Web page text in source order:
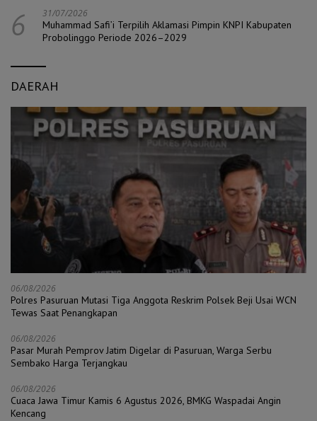
6 31/07/2026
Muhammad Safi’i Terpilih Aklamasi Pimpin KNPI Kabupaten
Probolinggo Periode 2026–2029
DAERAH
06/08/2026
Polres Pasuruan Mutasi Tiga Anggota Reskrim Polsek Beji Usai WCN
Tewas Saat Penangkapan
06/08/2026
Pasar Murah Pemprov Jatim Digelar di Pasuruan, Warga Serbu
Sembako Harga Terjangkau
06/08/2026
Cuaca Jawa Timur Kamis 6 Agustus 2026, BMKG Waspadai Angin
Kencang